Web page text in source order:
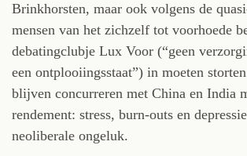
Brinkhorsten, maar ook volgens de
mensen van het zichzelf tot voorhoede
debatingclubje Lux Voor (“geen
een ontplooiingsstaat”) in moeten
blijven concurreren met China en India
rendement: stress, burn-outs en
neoliberale ongeluk.